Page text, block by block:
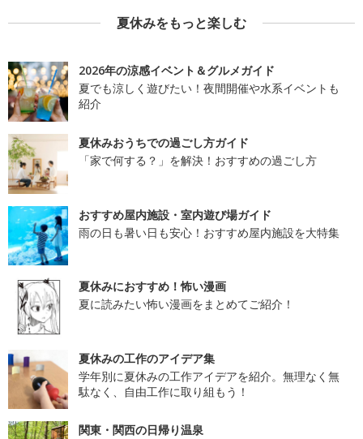
夏休みをもっと楽しむ
2026年の涼感イベント＆グルメガイド
夏でも涼しく遊びたい！夜間開催や水系イベントも
紹介
夏休みおうちでの過ごし方ガイド
「家で何する？」を解決！おすすめの過ごし方
おすすめ屋内施設・室内遊び場ガイド
雨の日も暑い日も安心！おすすめ屋内施設を大特集
夏休みにおすすめ！怖い漫画
夏に読みたい怖い漫画をまとめてご紹介！
夏休みの工作のアイデア集
学年別に夏休みの工作アイデアを紹介。無理なく無
駄なく、自由工作に取り組もう！
関東・関西の日帰り温泉